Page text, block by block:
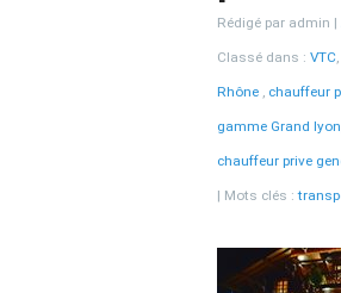
Rédigé par admin
Classé dans : VTC,
Rhône , chauffeur
gamme Grand lyon
chauffeur prive
Mots clés :